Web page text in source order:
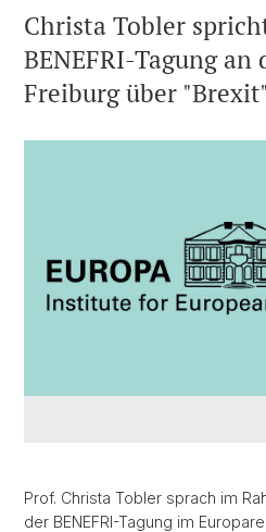
Christa Tobler
BENEFRI-Tagung
Freiburg über "Brexit"
Prof. Christa Tobler sprach im
der BENEFRI-Tagung im